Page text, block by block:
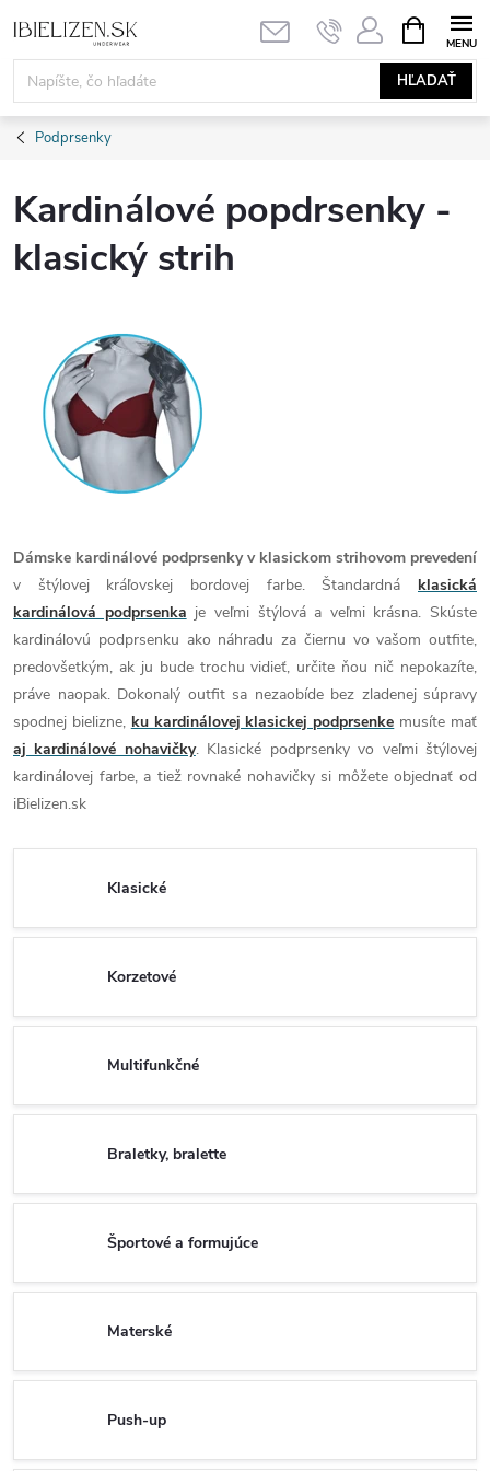
na
obsah
HĽADAŤ
KOŠÍK
Podprsenky
Kardinálové popdrsenky -
klasický strih
Dámske kardinálové podprsenky v klasickom strihovom prevedení
v štýlovej kráľovskej bordovej farbe. Štandardná klasická
kardinálová podprsenka je veľmi štýlová a veľmi krásna. Skúste
kardinálovú podprsenku ako náhradu za čiernu vo vašom outfite,
predovšetkým, ak ju bude trochu vidieť, určite ňou nič nepokazíte,
práve naopak. Dokonalý outfit sa nezaobíde bez zladenej súpravy
spodnej bielizne, ku kardinálovej klasickej podprsenke musíte mať
aj kardinálové nohavičky. Klasické podprsenky vo veľmi štýlovej
kardinálovej farbe, a tiež rovnaké nohavičky si môžete objednať od
iBielizen.sk
Klasické
Korzetové
Multifunkčné
Braletky, bralette
Športové a formujúce
Materské
Push-up